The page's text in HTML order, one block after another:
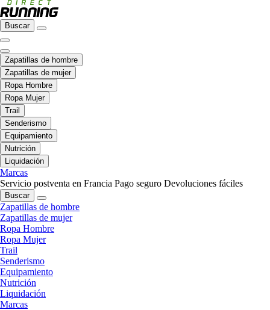
Buscar
Zapatillas de hombre
Zapatillas de mujer
Ropa Hombre
Ropa Mujer
Trail
Senderismo
Equipamiento
Nutrición
Liquidación
Marcas
Servicio postventa en Francia Pago seguro Devoluciones fáciles
Buscar
Zapatillas de hombre
Zapatillas de mujer
Ropa Hombre
Ropa Mujer
Trail
Senderismo
Equipamiento
Nutrición
Liquidación
Marcas